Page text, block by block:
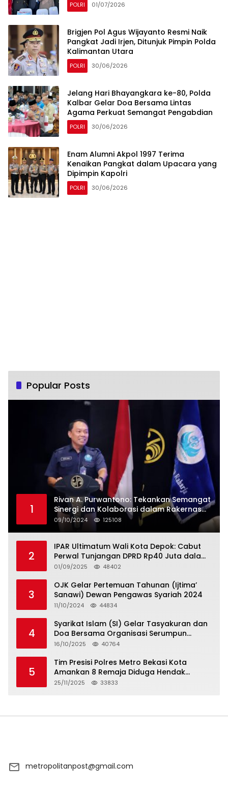
POLRI 01/07/2026
Brigjen Pol Agus Wijayanto Resmi Naik
Pangkat Jadi Irjen, Ditunjuk Pimpin Polda
Kalimantan Utara
POLRI 30/06/2026
Jelang Hari Bhayangkara ke-80, Polda
Kalbar Gelar Doa Bersama Lintas
Agama Perkuat Semangat Pengabdian
POLRI 30/06/2026
Enam Alumni Akpol 1997 Terima
Kenaikan Pangkat dalam Upacara yang
Dipimpin Kapolri
POLRI 30/06/2026
Popular Posts
1
Rivan A. Purwantono: Tekankan Semangat
Sinergi dan Kolaborasi dalam Rakernas
Serikat Pekerja Jasa Raharja
09/10/2024 125108
2
IPAR Ultimatum Wali Kota Depok: Cabut
Perwal Tunjangan DPRD Rp40 Juta dalam
5 Hari atau Hadapi Aksi Rakyat
01/09/2025 48402
3
OJK Gelar Pertemuan Tahunan (Ijtima’
Sanawi) Dewan Pengawas Syariah 2024
11/10/2024 44834
4
Syarikat Islam (SI) Gelar Tasyakuran dan
Doa Bersama Organisasi Serumpun
Syarikat Islam Doa
16/10/2025 40764
5
Tim Presisi Polres Metro Bekasi Kota
Amankan 8 Remaja Diduga Hendak
Tawuran
25/11/2025 33833
metropolitanpost@gmail.com